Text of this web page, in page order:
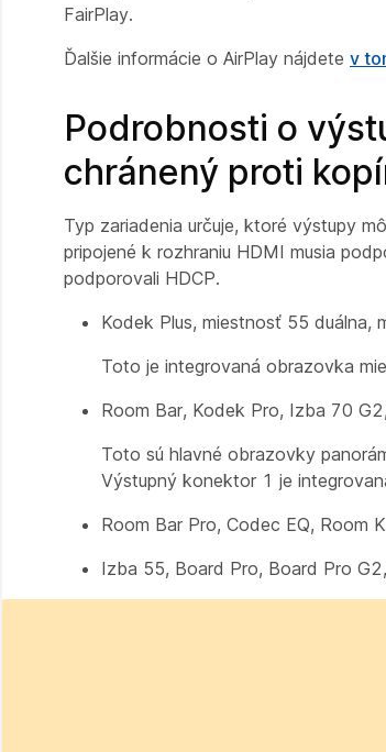
FairPlay.
Ďalšie informácie o AirPlay nájdete v
Podrobnosti o
chránený proti
Typ zariadenia určuje, ktoré výstupy
pripojené k rozhraniu HDMI musia
podporovali HDCP.
Kodek Plus, miestnosť 55
Toto je integrovaná obrazovka
Room Bar, Kodek Pro, Izba 70
Toto sú hlavné obrazovky
Výstupný konektor 1 je
Room Bar Pro, Codec EQ,
Izba 55, Board Pro, Board Pro